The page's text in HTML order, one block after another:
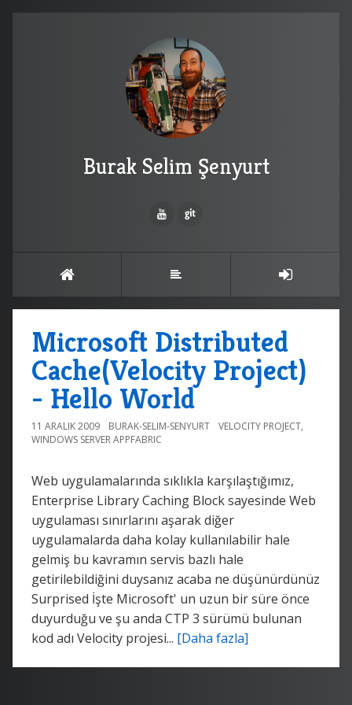
Burak Selim Şenyurt
Microsoft Distributed
Cache(Velocity Project)
- Hello World
11 ARALIK 2009 BURAK-SELIM-SENYURT VELOCITY PROJECT,
WINDOWS SERVER APPFABRIC
Web uygulamalarında sıklıkla karşılaştığımız,
Enterprise Library Caching Block sayesinde Web
uygulaması sınırlarını aşarak diğer
uygulamalarda daha kolay kullanılabilir hale
gelmiş bu kavramın servis bazlı hale
getirilebildiğini duysanız acaba ne düşünürdünüz
Surprised İşte Microsoft' un uzun bir süre önce
duyurduğu ve şu anda CTP 3 sürümü bulunan
kod adı Velocity projesi... [Daha fazla]